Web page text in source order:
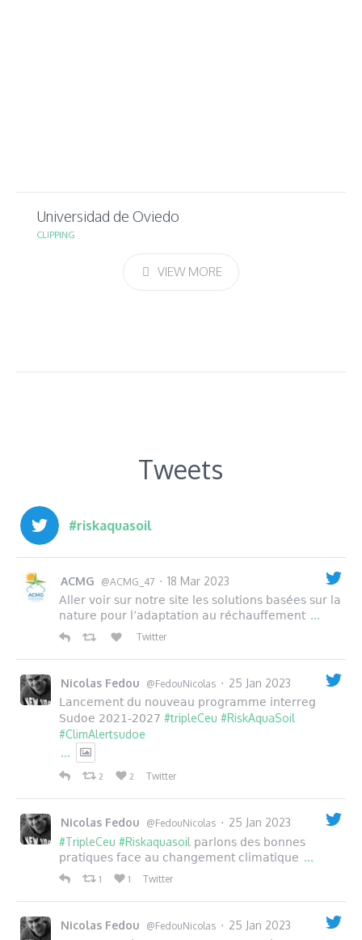
Universidad de Oviedo
CLIPPING
VIEW MORE
Tweets
#riskaquasoil
ACMG @ACMG_47 · 18 Mar 2023
Aller voir sur notre site les solutions basées sur la
nature pour l’adaptation au réchauffement ...
Twitter
Nicolas Fedou @FedouNicolas · 25 Jan 2023
Lancement du nouveau programme interreg
Sudoe 2021-2027#tripleCeu #RiskAquaSoil
#ClimAlertsudoe
...
2 2 Twitter
Nicolas Fedou @FedouNicolas · 25 Jan 2023
#TripleCeu #Riskaquasoil parlons des bonnes
pratiques face au changement climatique ...
1 1 Twitter
Nicolas Fedou @FedouNicolas · 25 Jan 2023